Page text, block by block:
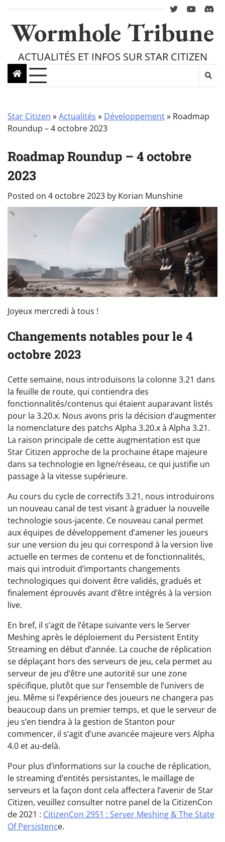
content
twitteryoutube
Wormhole Tribune
ACTUALITÉS ET INFOS SUR STAR CITIZEN
Star Citizen »Actualités » Développement» Roadmap
Roundup – 4 octobre 2023
Roadmap Roundup – 4 octobre
2023
Posted on 4 octobre 2023 by Korian Munshine
Joyeux mercredi à tous !
Changements notables pour le 4
octobre 2023
Cette semaine, nous introduisons la colonne 3.21 dans
la feuille de route, qui contiendra des
fonctionnalités/contenus qui étaient auparavant listés
pour la 3.20.x. Nous avons pris la décision d’augmenter
la nomenclature des patchs Alpha 3.20.x à Alpha 3.21.
La raison principale de cette augmentation est que
Star Citizen approche de la prochaine étape majeure
dans sa technologie en ligne/réseau, ce qui justifie un
passage à la vitesse supérieure.
Au cours du cycle de correctifs 3.21, nous introduirons
un nouveau canal de test visant à graduer la nouvelle
technologie sous-jacente. Ce nouveau canal permet
aux équipes de développement d’amener les joueurs
sur une version du jeu qui correspond à la version live
actuelle en termes de contenu et de fonctionnalités,
mais qui introduit d’importants changements
technologiques qui doivent être validés, gradués et
finalement éprouvés avant d’être intégrés à la version
live.
En bref, il s’agit de l’étape suivante vers le Server
Meshing après le déploiement du Persistent Entity
Streaming en début d’année. La couche de réplication
se déplaçant hors des serveurs de jeu, cela permet au
serveur de jeu d’être une autorité sur une zone
spécifique, plutôt que sur l’ensemble de l’univers de
jeu. Même si l’expérience des joueurs ne changera pas
beaucoup dans un premier temps, et que le serveur de
jeu s’en tiendra à la gestion de Stanton pour
commencer, il s’agit d’une avancée majeure vers Alpha
4.0 et au-delà.
Pour plus d’informations sur la couche de réplication,
le streaming d’entités persistantes, le maillage de
serveurs et la façon dont cela affectera l’avenir de Star
Citizen, veuillez consulter notre panel de la CitizenCon
de 2021 : CitizenCon 2951 : Server Meshing & The State
Of Persistence.